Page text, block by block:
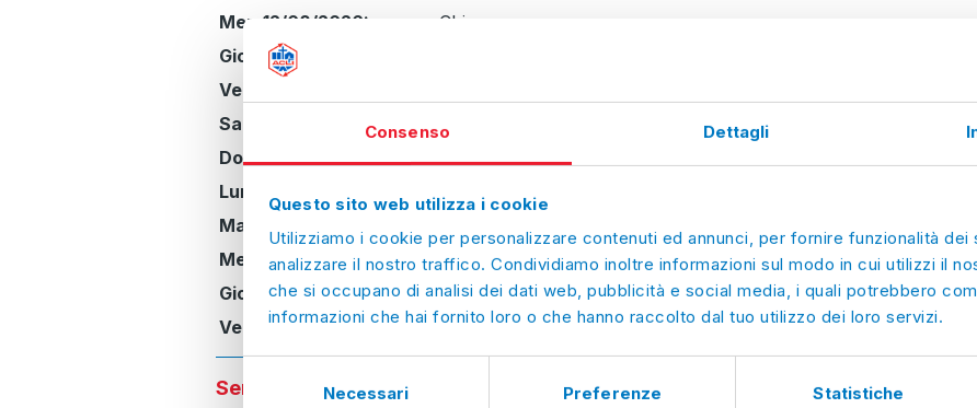
Consenso Dettagli
Questo sito web utilizza i cookie
Utilizziamo i cookie per personalizzare contenuti ed annunci, per fornire funzionalità dei
analizzare il nostro traffico. Condividiamo inoltre informazioni sul modo in cui utilizzi il
che si occupano di analisi dei dati web, pubblicità e social media, i quali potrebbero
informazioni che hai fornito loro o che hanno raccolto dal tuo utilizzo dei loro servizi.
del
Necessari Preferenze Statistiche
Mer, 12/08/2026:
Chiuso
Gio, 13/08/2026:
Ven, 14/08/2026:
Sab, 15/08/2026:
Chiuso
Dom, 16/08/2026:
Chiuso
Lun, 17/08/2026:
Chiuso
Mar, 18/08/2026:
Mer, 19/08/2026:
Chiuso
Gio, 20/08/2026:
Chiuso
Ven, 21/08/2026:
Chiuso
Servizi CAF ACLI aggiuntivi